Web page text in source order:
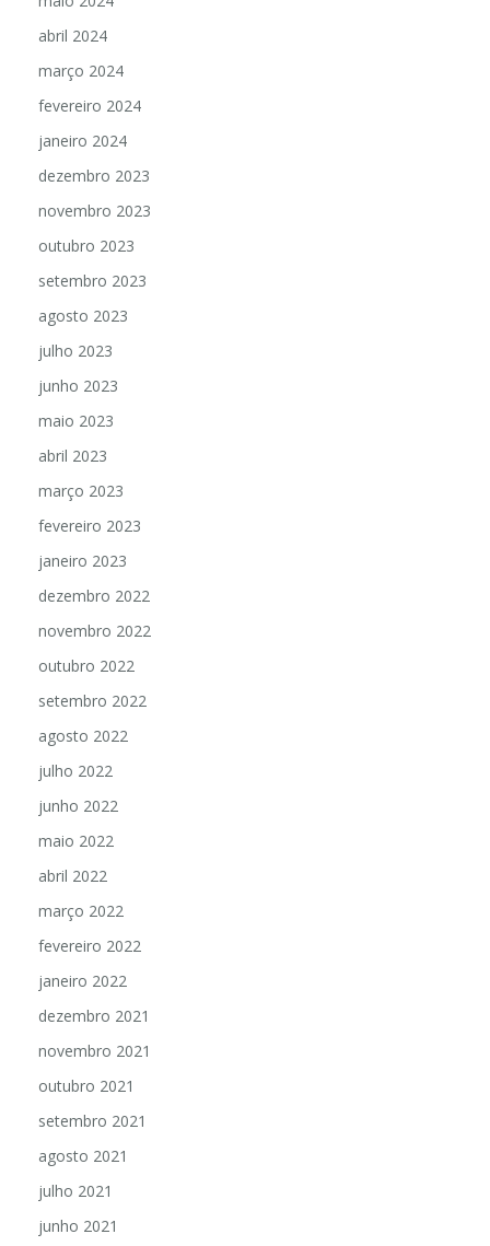
abril 2024
março 2024
fevereiro 2024
janeiro 2024
dezembro 2023
novembro 2023
outubro 2023
setembro 2023
agosto 2023
julho 2023
junho 2023
maio 2023
abril 2023
março 2023
fevereiro 2023
janeiro 2023
dezembro 2022
novembro 2022
outubro 2022
setembro 2022
agosto 2022
julho 2022
junho 2022
maio 2022
abril 2022
março 2022
fevereiro 2022
janeiro 2022
dezembro 2021
novembro 2021
outubro 2021
setembro 2021
agosto 2021
julho 2021
junho 2021